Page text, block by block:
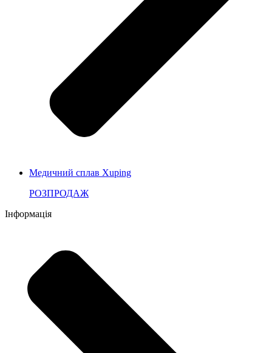
Медичний сплав Xuping
РОЗПРОДАЖ
Інформація